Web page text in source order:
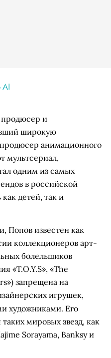
и
широкую
продюсер анимационного
мультсериал,
одним из самых
в российской
детей, так и
Попов известен как
коллекционеров арт-
болельщиков
«T.O.Y.S», «The
запрещена на
игрушек,
художниками. Его
мировых звезд, как
Sorayama, Banksy и